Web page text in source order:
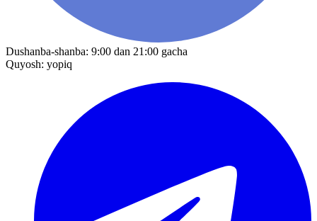
Dushanba-shanba: 9:00 dan 21:00 gacha
Quyosh: yopiq